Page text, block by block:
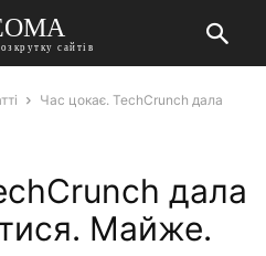
сайтів
Час цокає. TechCrunch дала
дала
Майже.